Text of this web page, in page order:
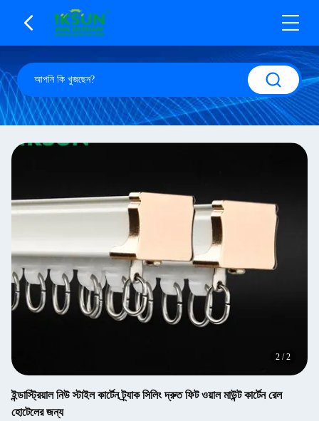
2 /2
ইন্ডাস্ট্রিয়াল নিউ স্টাইল কার্টেন ট্র্যাক সিলিং দ্রুত ফিট ওয়াল মাউন্ট কার্টেন রেল
হোটেলের জন্য